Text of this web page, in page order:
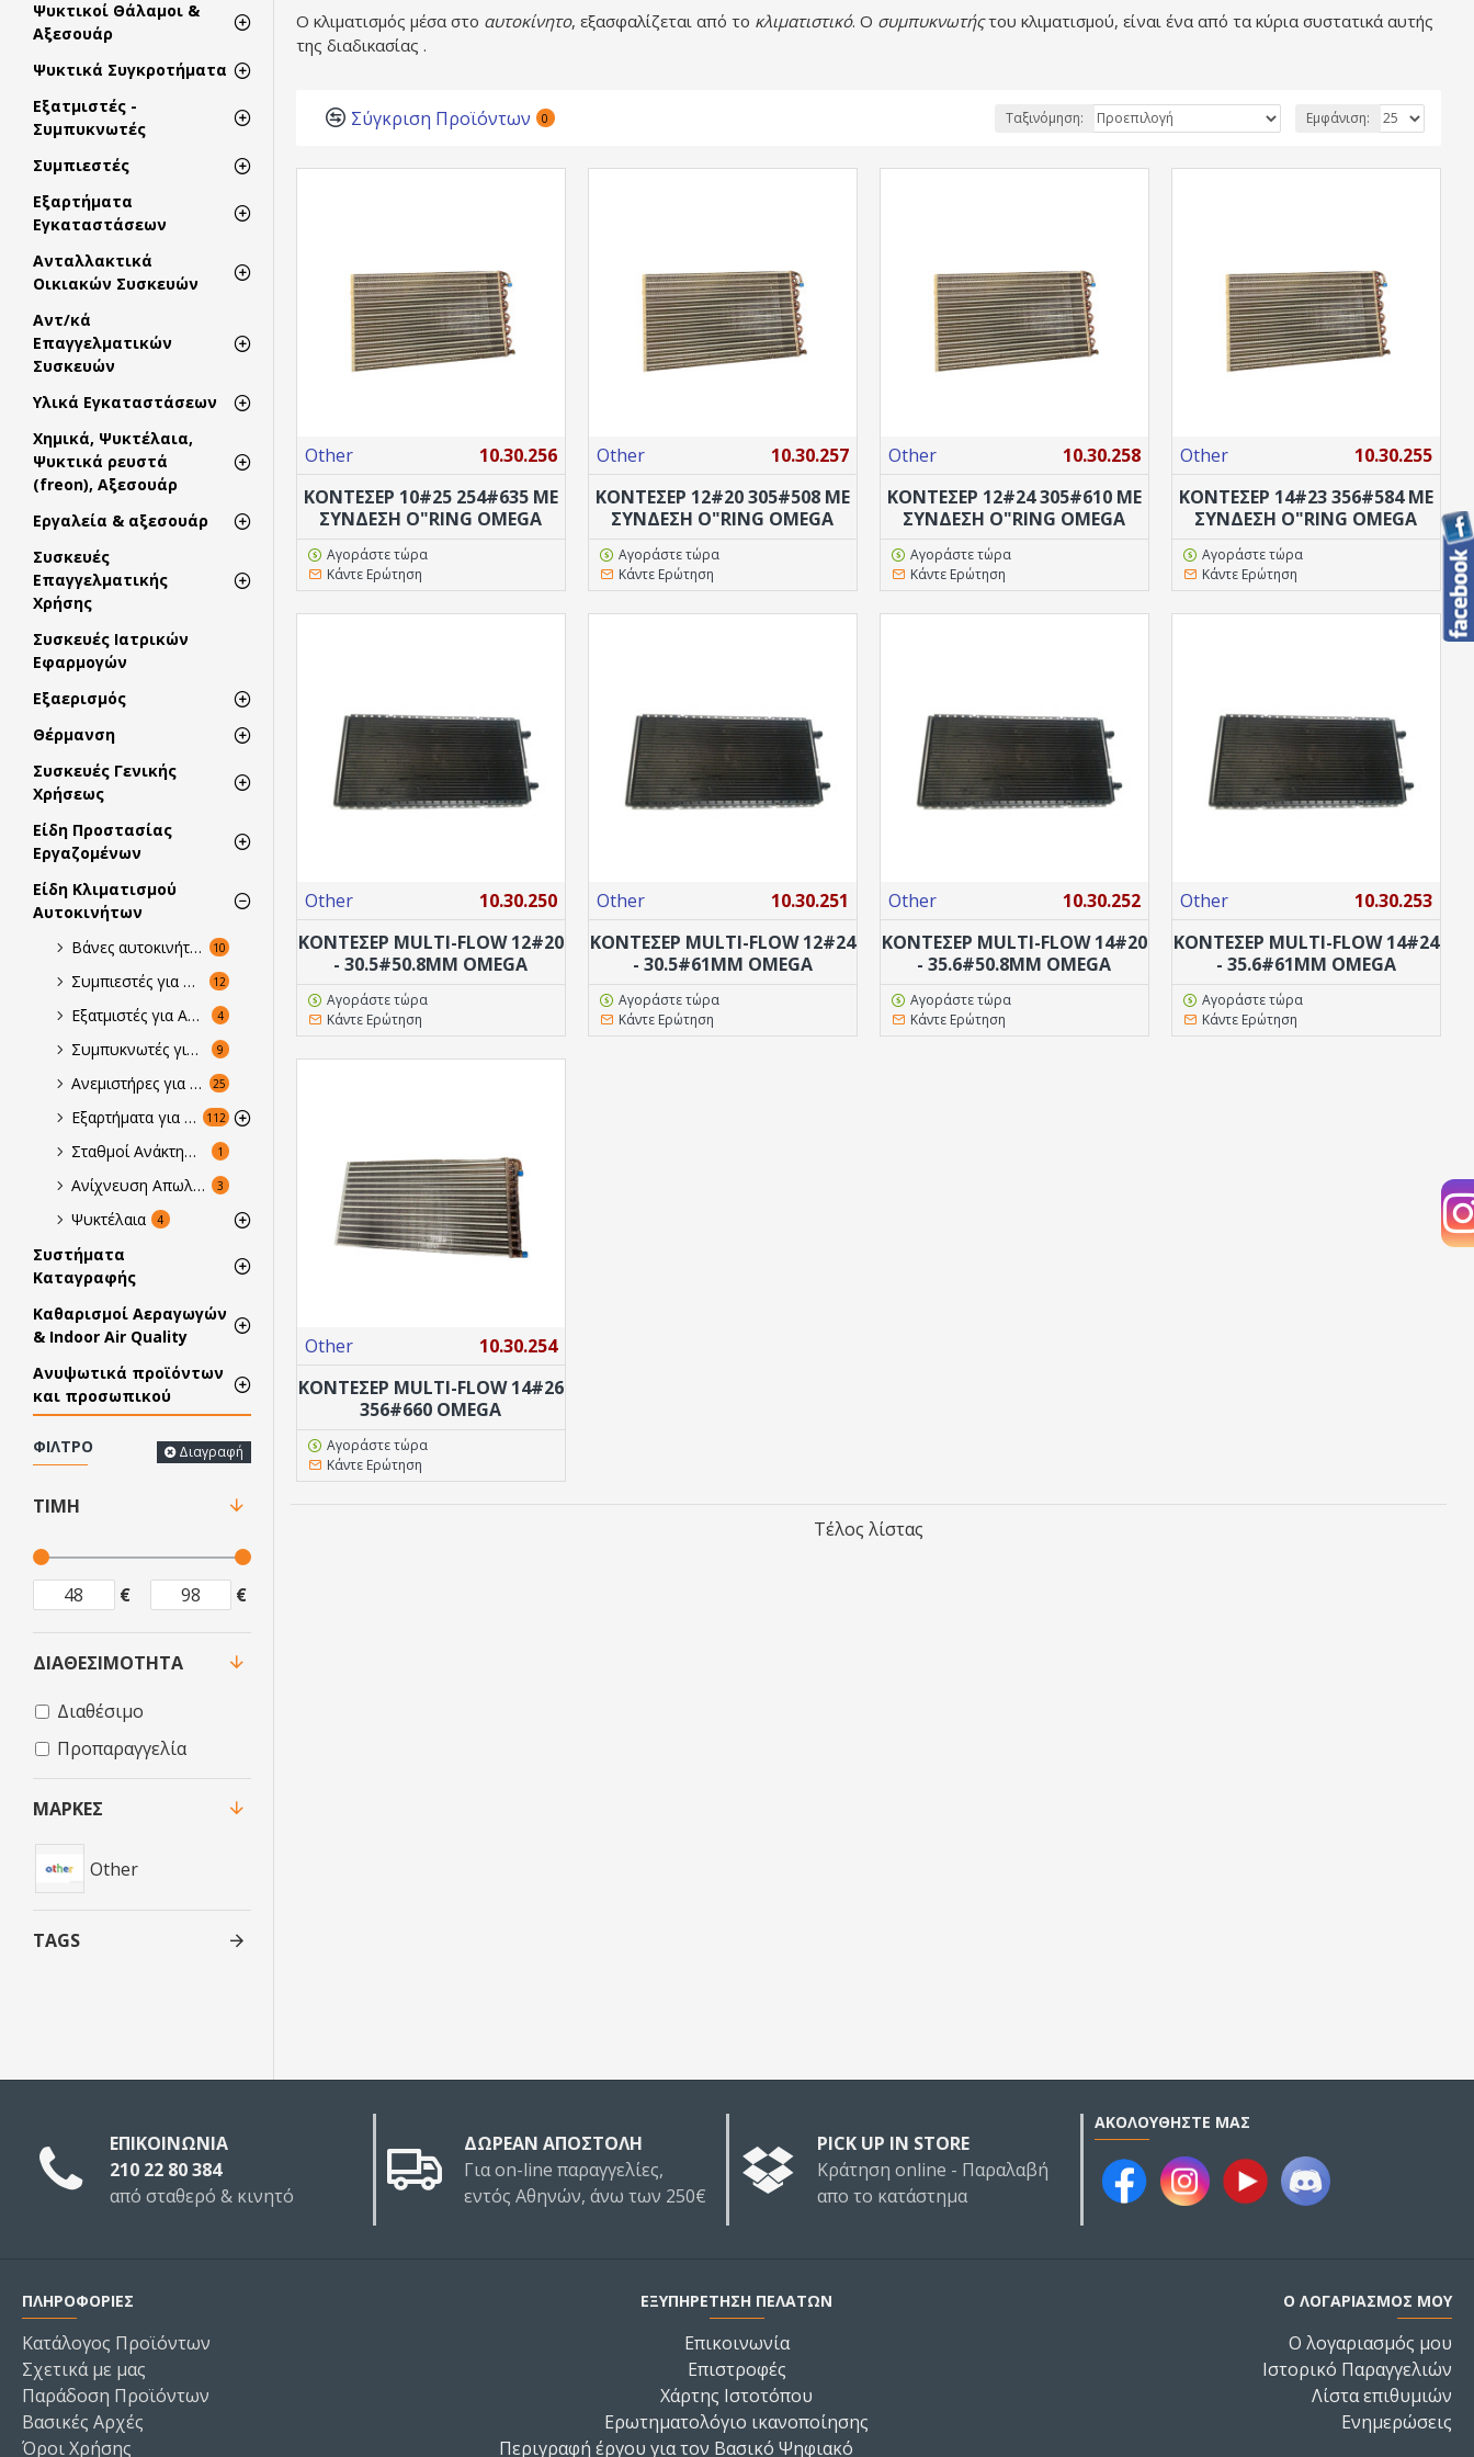
Ψυκτικοί Θάλαμοι &
Αξεσουάρ
Ψυκτικά Συγκροτήματα
Εξατμιστές -
Συμπυκνωτές
Συμπιεστές
Εξαρτήματα
Εγκαταστάσεων
Ανταλλακτικά
Οικιακών Συσκευών
Αντ/κά
Επαγγελματικών
Συσκευών
Υλικά Εγκαταστάσεων
Χημικά, Ψυκτέλαια,
Ψυκτικά ρευστά
(freon), Αξεσουάρ
Εργαλεία & αξεσουάρ
Συσκευές
Επαγγελματικής
Χρήσης
Συσκευές Ιατρικών
Εφαρμογών
Εξαερισμός
Θέρμανση
Συσκευές Γενικής
Χρήσεως
Είδη Προστασίας
Εργαζομένων
Είδη Κλιματισμού
Αυτοκινήτων
Βάνες αυτοκινήτου
10
Συμπιεστές για Κλιματιστικά Αυτοκινήτων 12
Εξατμιστές για Αυτοκίνητα 4
Συμπυκνωτές για Αυτοκίνητα 9
Ανεμιστήρες για κλιματιστικά οχημάτων 25
Εξαρτήματα για κλιματισμό οχημάτων 112
Σταθμοί Ανάκτησης & Ανακύκλωσης για Οχήματα 1
Ανίχνευση Απωλειών σε Οχήματα 3
Ψυκτέλαια 4
Συστήματα
Καταγραφής
Καθαρισμοί Αεραγωγών
& Indoor Air Quality
Ανυψωτικά προϊόντων
και προσωπικού
ΦΊΛΤΡΟ Διαγραφή
ΤΙΜΉ
€ €
ΜΆΡΚΕΣ
Other
TAGS
ΔΙΑΘΕΣΙΜΌΤΗΤΑ
Διαθέσιμο
Προπαραγγελία
Ο κλιματισμός μέσα στο αυτοκίνητο, εξασφαλίζεται από το κλιματιστικό. Ο συμπυκνωτήςτου κλιματισμού, είναι ένα από τα κύρια συστατικά αυτής
της διαδικασίας .
Σύγκριση Προϊόντων 0 Ταξινόμηση: Εμφάνιση:
Other
10.30.256
ΚΟΝΤΕΣΕΡ 10#25 254#635 ΜΕ
ΣΎΝΔΕΣΗ Ο"RING OMEGA
Αγοράστε τώρα
Κάντε Ερώτηση
Other
10.30.257
ΚΟΝΤΕΣΕΡ 12#20 305#508 ΜΕ
ΣΎΝΔΕΣΗ Ο"RING OMEGA
Αγοράστε τώρα
Κάντε Ερώτηση
Other
10.30.258
ΚΟΝΤΕΣΕΡ 12#24 305#610 ΜΕ
ΣΎΝΔΕΣΗ Ο"RING OMEGA
Αγοράστε τώρα
Κάντε Ερώτηση
Other
10.30.255
ΚΟΝΤΕΣΕΡ 14#23 356#584 ΜΕ
ΣΎΝΔΕΣΗ Ο"RING OMEGA
Αγοράστε τώρα
Κάντε Ερώτηση
Other
10.30.250
ΚΟΝΤΕΣΕΡ MULTI-FLOW 12#20
- 30.5#50.8MM OMEGA
Αγοράστε τώρα
Κάντε Ερώτηση
Other
10.30.251
ΚΟΝΤΕΣΕΡ MULTI-FLOW 12#24
- 30.5#61MM ΟΜΕGA
Αγοράστε τώρα
Κάντε Ερώτηση
Other
10.30.252
ΚΟΝΤΕΣΕΡ MULTI-FLOW 14#20
- 35.6#50.8MM ΟMEGA
Αγοράστε τώρα
Κάντε Ερώτηση
Other
10.30.253
ΚΟΝΤΕΣΕΡ MULTI-FLOW 14#24
- 35.6#61MM ΟΜΕGA
Αγοράστε τώρα
Κάντε Ερώτηση
Other
10.30.254
ΚΟΝΤΕΣΕΡ MULTI-FLOW 14#26
356#660 OMEGA
Αγοράστε τώρα
Κάντε Ερώτηση
Τέλος λίστας
ΕΠΙΚΟΙΝΩΝΙΑ
210 22 80 384
από σταθερό & κινητό
ΔΩΡΕΑΝ ΑΠΟΣΤΟΛΗ
Για on-line παραγγελίες,
εντός Αθηνών, άνω των 250€
PICK UP IN STORE
Κράτηση online - Παραλαβή
απο το κατάστημα
ΑΚΟΛΟΥΘΉΣΤΕ ΜΑΣ
ΠΛΗΡΟΦΟΡΙΕΣ
Κατάλογος Προϊόντων
Σχετικά με μας
Παράδοση Προϊόντων
Βασικές Αρχές
Όροι Χρήσης
ΕΞΥΠΗΡΕΤΗΣΗ ΠΕΛΑΤΩΝ
Επικοινωνία
Επιστροφές
Χάρτης Ιστοτόπου
Ερωτηματολόγιο ικανοποίησης
Περιγραφή έργου για τον Βασικό Ψηφιακό
Ο ΛΟΓΑΡΙΑΣΜΌΣ ΜΟΥ
Ο λογαριασμός μου
Ιστορικό Παραγγελιών
Λίστα επιθυμιών
Ενημερώσεις